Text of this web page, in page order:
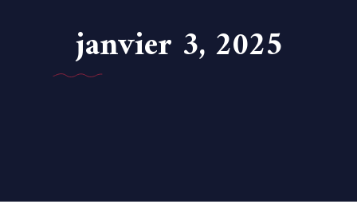
janvier 3, 2025